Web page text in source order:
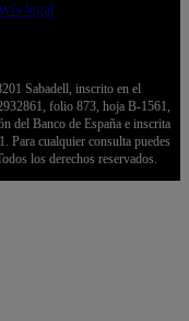
legal
Sabadell, inscrito en el
folio 873, hoja B-1561,
del Banco de España e inscrita
Para cualquier consulta puedes
los derechos reservados.